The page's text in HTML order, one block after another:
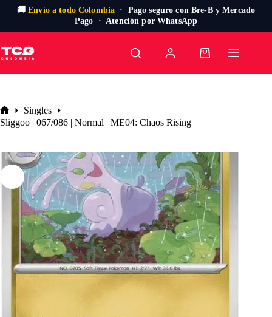
🚚Envío a todo Colombia · Pago seguro con Bre-B y Mercado
Pago · Atención por WhatsApp
al
contenido
Carro
Inicio
Singles
Sliggoo | 067/086 | Normal | ME04: Chaos Rising